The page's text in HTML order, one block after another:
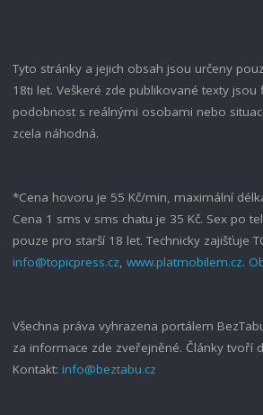
Tyto stránky a jejich obsah jsou určeny
18ti let. Veškeré zde publikované texty jsou
podobnost s reálnými osobami nebo
zcela náhodná.
*Cena hovoru je 55 Kč/min, maximální
Cena 1 sms v sms chatu je 35 Kč. Sex po
pouze pro starší 18 let. Technicky zajišťuje
info@topicpress.cz, www.platmobilem.cz.
Všechna práva vyhrazena portálem
za informace zde zveřejněné. Články tvoří
Kontakt: info@beztabu.cz